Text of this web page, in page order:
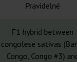
Pravidelné
F1 hybrid between
congolese sativas
Congo, Congo #3)